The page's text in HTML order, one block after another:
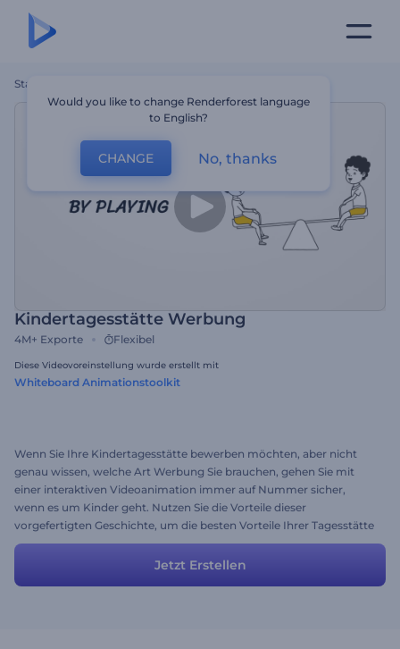
Startseite
Kindertagesstätte Werbung
4M+ Exporte Flexibel
Diese Videovoreinstellung wurde erstellt mit
Whiteboard Animationstoolkit
Wenn Sie Ihre Kindertagesstätte bewerben möchten, aber nicht
genau wissen, welche Art Werbung Sie brauchen, gehen Sie mit
einer interaktiven Videoanimation immer auf Nummer sicher,
wenn es um Kinder geht. Nutzen Sie die Vorteile dieser
vorgefertigten Geschichte, um die besten Vorteile Ihrer Tagesstätte
hervorzuheben, die Sie wiederum zur ersten Wahl Ihrer Zielkunden
machen. Sie können diese Story so verwenden wie sie ist, oder Sie
können Szenen hinzufügen/entfernen.
Jetzt Erstellen
Would you like to change Renderforest language
to English?
CHANGE No, thanks